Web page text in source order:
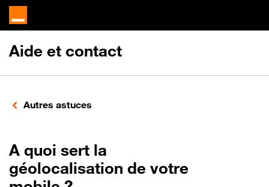
Aide et contact
Autres astuces
A quoi sert la
géolocalisation de votre